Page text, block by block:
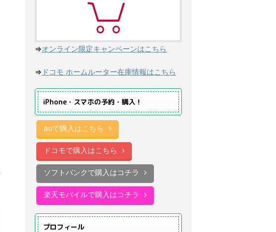
⇒オンライン限定キャンペーンはこちら
⇒ ドコモ ホームルーター在庫情報はこちら
iPhone・スマホの予約・購入！
auで購入はこちら
ドコモで購入はこちら
ソフトバンクで購入はコチラ
楽天モバイルで購入はコチラ
プロフィール